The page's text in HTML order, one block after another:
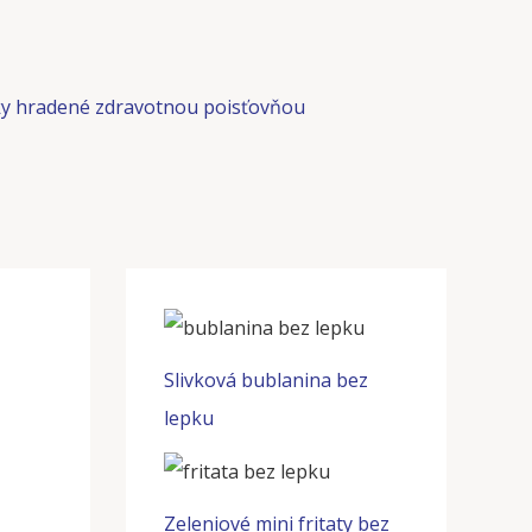
hradené zdravotnou poisťovňou
Slivková bublanina bez
lepku
Zeleniové mini fritaty bez